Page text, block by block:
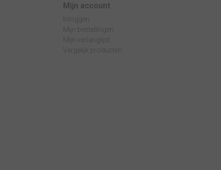
Mijn account
Inloggen
Mijn bestellingen
Mijn verlanglijst
Vergelijk producten